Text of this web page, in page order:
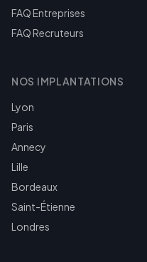
FAQ Entreprises
FAQ Recruteurs
NOS IMPLANTATIONS
Lyon
Paris
Annecy
Lille
Bordeaux
Saint-Étienne
Londres